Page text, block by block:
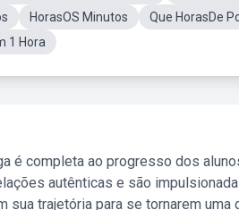
HorasOS Minutos Que HorasDe
1 Hora
é completa ao progresso dos
autênticas e são
sua trajetória para se tornarem uma